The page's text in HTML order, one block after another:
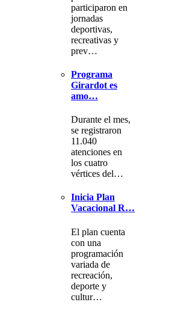
participaron en
jornadas
deportivas,
recreativas y
prev…
Programa
Girardot es
amo…
Durante el mes,
se registraron
11.040
atenciones en
los cuatro
vértices del…
Inicia Plan
Vacacional R…
El plan cuenta
con una
programación
variada de
recreación,
deporte y
cultur…